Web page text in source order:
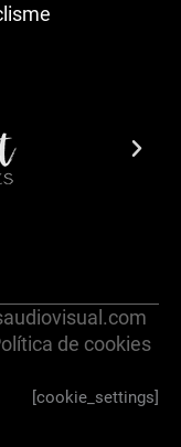
de cookies
[cookie_settings]